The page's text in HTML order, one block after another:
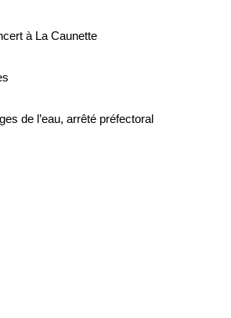
à La Caunette
de l’eau, arrêté préfectoral